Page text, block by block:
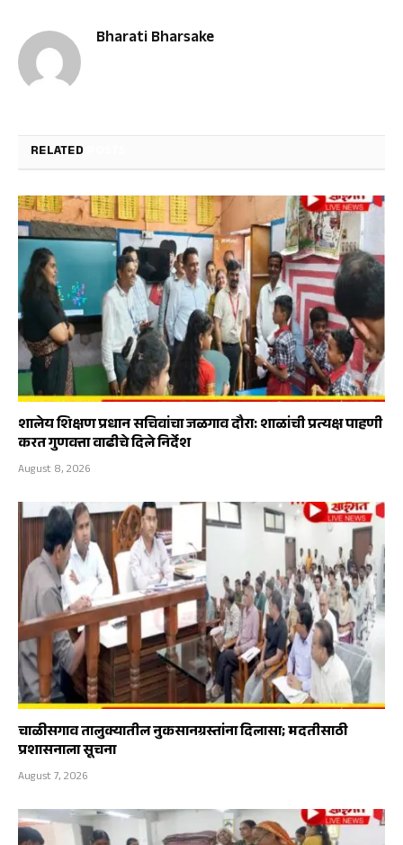
Bharati Bharsake
RELATED
शालेय शिक्षण प्रधान सचिवांचा जळगाव दौरा: शाळांची प्रत्यक्ष पाहणी
करत गुणवत्ता वाढीचे दिले निर्देश
August 8, 2026
चाळीसगाव तालुक्यातील नुकसानग्रस्तांना दिलासा; मदतीसाठी
प्रशासनाला सूचना
August 7, 2026